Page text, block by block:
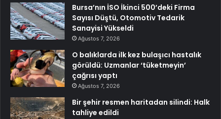
Bursa’nın İSO İkinci 500’deki Firma
Sayısı Düştü, Otomotiv Tedarik
Sanayisi Yükseldi
Ağustos 7, 2026
O balıklarda ilk kez bulaşıcı hastalık
görüldü: Uzmanlar ‘tüketmeyin’
çağrısı yaptı
Ağustos 7, 2026
Bir şehir resmen haritadan silindi: Halk
tahliye edildi